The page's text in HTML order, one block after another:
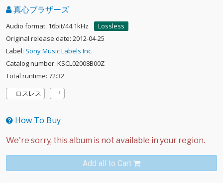
真心ブラザーズ
Audio format: 16bit/44.1kHz
Lossless
Original release date: 2012-04-25
Label: Sony Music Labels Inc.
Catalog number: KSCL02008B00Z
Total runtime: 72:32
ロスレス
How To Buy
Add all to Cart